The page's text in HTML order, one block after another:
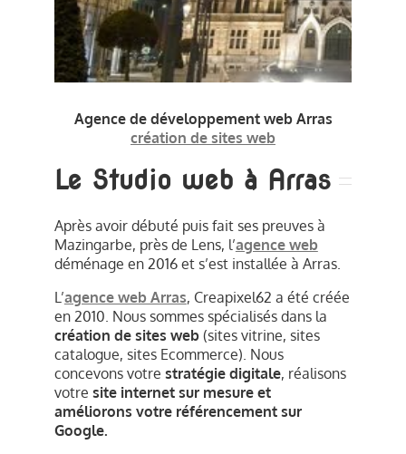
Agence de développement web Arras
création de sites web
Le Studio web à Arras
Après avoir débuté puis fait ses preuves à
Mazingarbe, près de Lens, l’agence web
déménage en 2016 et s’est installée à Arras.
L’agence web Arras, Creapixel62 a été créée
en 2010. Nous sommes spécialisés dans la
création de sites web(sites vitrine, sites
catalogue, sites Ecommerce). Nous
concevons votre stratégie digitale, réalisons
votre site internet sur mesure et
améliorons votre référencement sur
Google.